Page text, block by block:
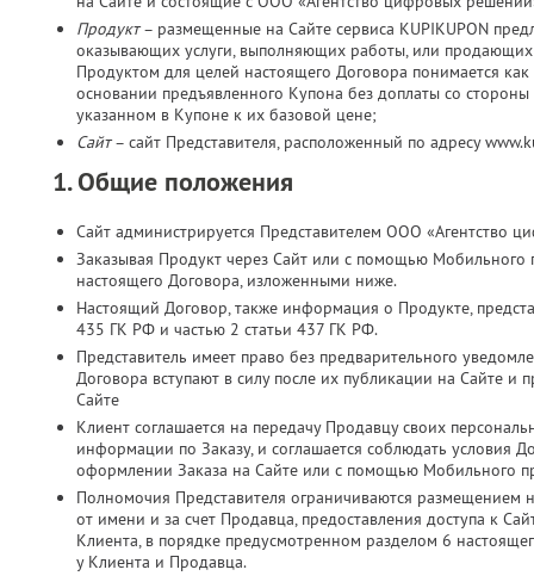
Продукт– размещенные на Сайте сервиса KUPIKUPON
оказывающих услуги, выполняющих работы, или
Продуктом для целей настоящего Договора понимается
основании предъявленного Купона без доплаты со
указанном в Купоне к их базовой цене;
Сайт– сайт Представителя, расположенный по адресу
1. Общие положения
Сайт администрируется Представителем ООО «Агентство
Заказывая Продукт через Сайт или с помощью Мобильного
настоящего Договора, изложенными ниже.
Настоящий Договор, также информация о Продукте,
435 ГК РФ и частью 2 статьи 437 ГК РФ.
Представитель имеет право без предварительного
Договора вступают в силу после их публикации на Сайте
Сайте
Клиент соглашается на передачу Продавцу своих
информации по Заказу, и соглашается соблюдать условия
оформлении Заказа на Сайте или с помощью Мобильного
Полномочия Представителя ограничиваются
от имени и за счет Продавца, предоставления доступа к
Клиента, в порядке предусмотренном разделом 6
у Клиента и Продавца.